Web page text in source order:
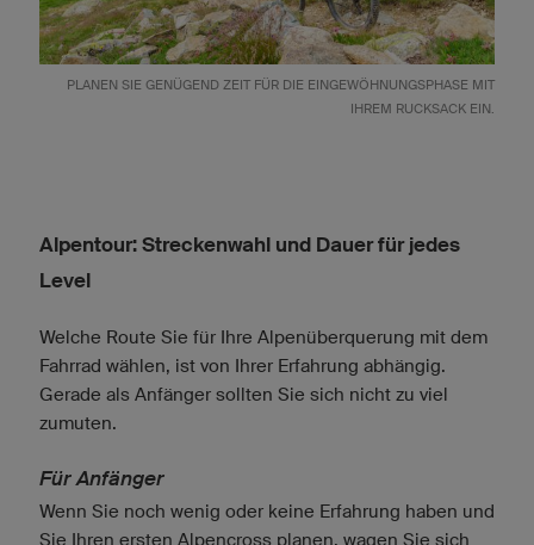
PLANEN SIE GENÜGEND ZEIT FÜR DIE EINGEWÖHNUNGSPHASE MIT
IHREM RUCKSACK EIN.
Alpentour: Streckenwahl und Dauer für jedes
Level
Welche Route Sie für Ihre Alpenüberquerung mit dem
Fahrrad wählen, ist von Ihrer Erfahrung abhängig.
Gerade als Anfänger sollten Sie sich nicht zu viel
zumuten.
Für Anfänger
Wenn Sie noch wenig oder keine Erfahrung haben und
Sie Ihren ersten Alpencross planen, wagen Sie sich